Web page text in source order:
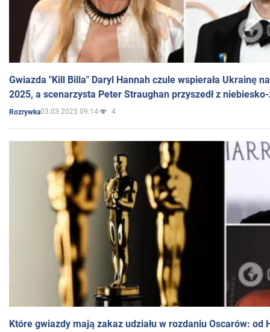
Gwiazda "Kill Billa" Daryl Hannah czule wspierała Ukrainę
2025, a scenarzysta Peter Straughan przyszedł z
Rozrywka03.03.2025 09:14 4
Które gwiazdy mają zakaz udziału w rozdaniu Oscarów: od